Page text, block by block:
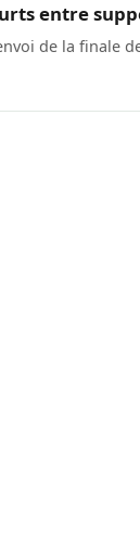
entre
de la finale